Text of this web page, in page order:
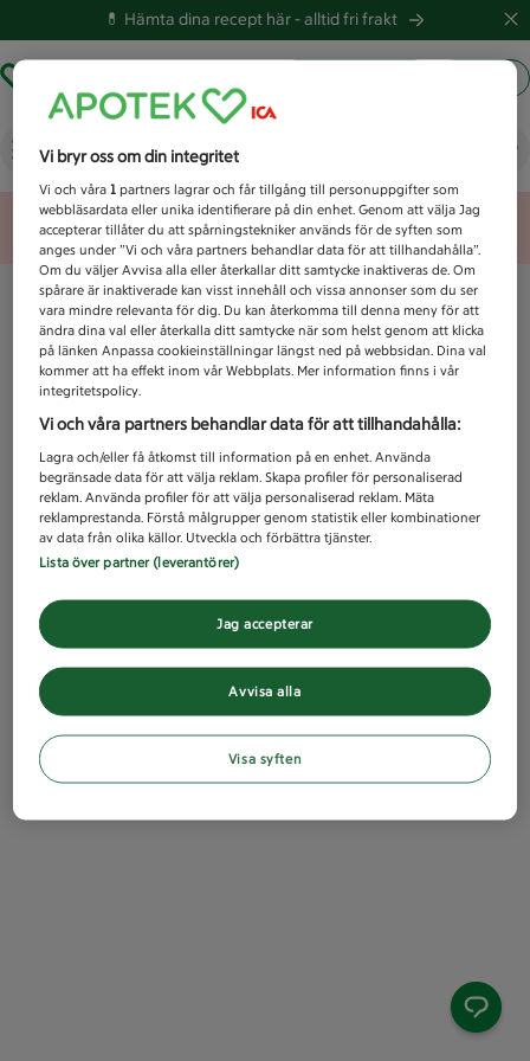
💊 Hämta dina recept här -alltid fri frakt
Vad letar du efter idag?
Unknown error
Vi bryr oss om din integritet
Vi och våra1 partners lagrar och får tillgång till personuppgifter som
webbläsardata eller unika identifierare på din enhet. Genom att välja Jag
accepterar tillåter du att spårningstekniker används för de syften som
anges under ”Vi och våra partners behandlar data för att tillhandahålla”.
Om du väljer Avvisa alla eller återkallar ditt samtycke inaktiveras de. Om
spårare är inaktiverade kan visst innehåll och vissa annonser som du ser
vara mindre relevanta för dig. Du kan återkomma till denna meny för att
ändra dina val eller återkalla ditt samtycke när som helst genom att klicka
på länken Anpassa cookieinställningar längst ned på webbsidan. Dina val
kommer att ha effekt inom vår Webbplats. Mer information finns i vår
integritetspolicy.
Vi och våra partners behandlar data för att tillhandahålla:
Lagra och/eller få åtkomst till information på en enhet. Använda
begränsade data för att välja reklam. Skapa profiler för personaliserad
reklam. Använda profiler för att välja personaliserad reklam. Mäta
reklamprestanda. Förstå målgrupper genom statistik eller kombinationer
av data från olika källor. Utveckla och förbättra tjänster.
Lista över partner (leverantörer)
Avvisa alla
Jag accepterar
Visa syften